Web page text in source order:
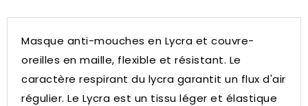
Masque anti-mouches en Lycra et couvre-
oreilles en maille, flexible et résistant. Le
caractère respirant du lycra garantit un flux d'air
régulier. Le Lycra est un tissu léger et élastique